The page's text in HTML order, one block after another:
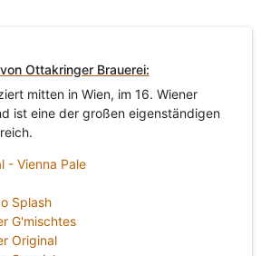
Ottakringer Brauerei:
mitten in Wien, im 16. Wiener
ist eine der großen eigenständigen
- Vienna Pale
Splash
G'mischtes
Original